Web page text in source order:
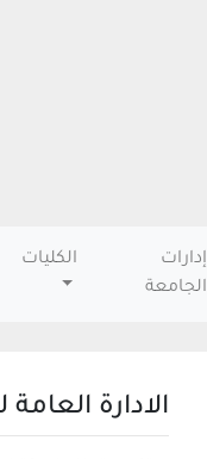
إدارات
الجامعة
الكليات
الادارة